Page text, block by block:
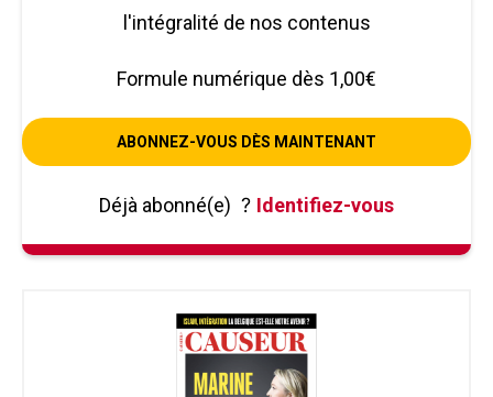
l'intégralité de nos contenus
Formule numérique dès 1,00€
ABONNEZ-VOUS DÈS MAINTENANT
Déjà abonné(e) ? Identifiez-vous